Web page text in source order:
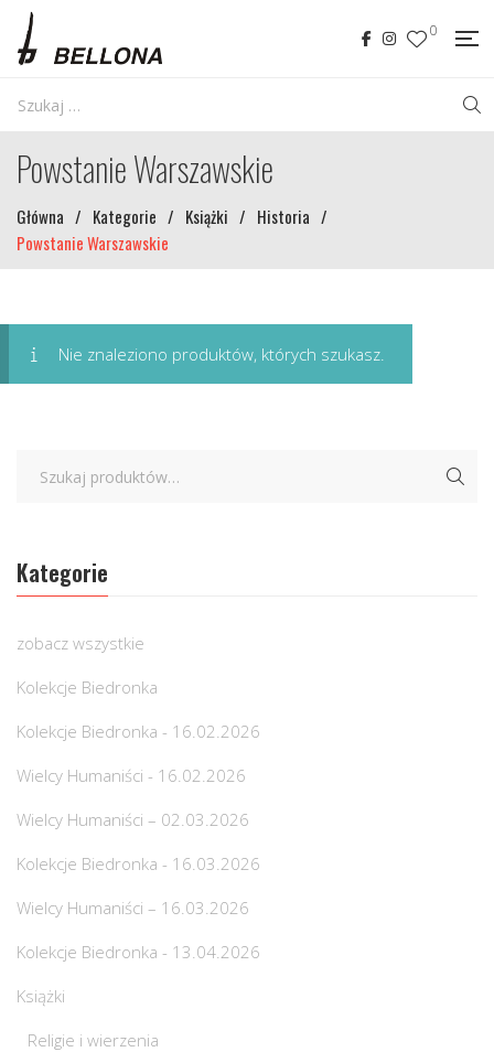
0
Powstanie Warszawskie
Główna / Kategorie / Książki / Historia /
Powstanie Warszawskie
Nie znaleziono produktów, których szukasz.
Kategorie
zobacz wszystkie
Kolekcje Biedronka
Kolekcje Biedronka - 16.02.2026
Wielcy Humaniści - 16.02.2026
Wielcy Humaniści – 02.03.2026
Kolekcje Biedronka - 16.03.2026
Wielcy Humaniści – 16.03.2026
Kolekcje Biedronka - 13.04.2026
Książki
Religie i wierzenia